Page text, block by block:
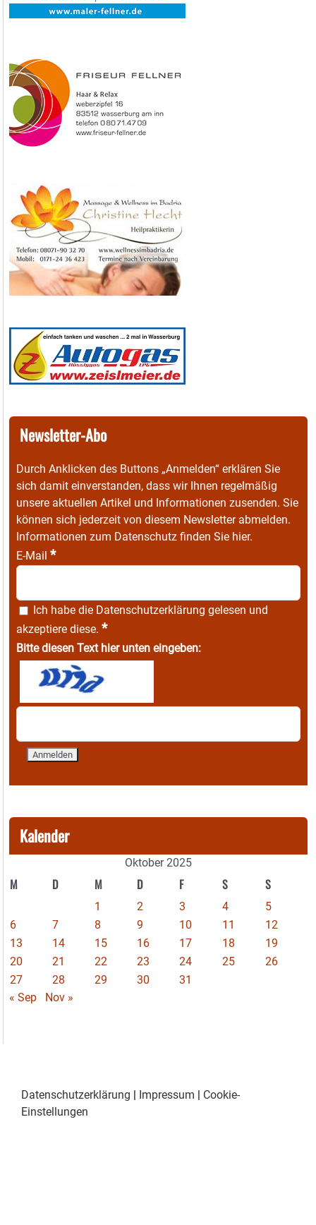
Newsletter-Abo
Durch Anklicken des Buttons „Anmelden“ erklären Sie
sich damit einverstanden, dass wir Ihnen regelmäßig
unsere aktuellen Artikel und Informationen zusenden. Sie
können sich jederzeit von diesem Newsletter abmelden.
Informationen zum Datenschutz finden Sie hier.
E-Mail *
Ich habe die Datenschutzerklärung gelesen und
akzeptiere diese. *
Bitte diesen Text hier unten eingeben:
Kalender
Oktober 2025
M D M D F S S
1 2 3 4
5
6
7 8 9 10 11
12
13
14 15 16 17 18
19
20
21 22 23 24 25
26
27
28 29 30
31
« Sep
Nov »
Datenschutzerklärung Impressum
Cookie-
Einstellungen